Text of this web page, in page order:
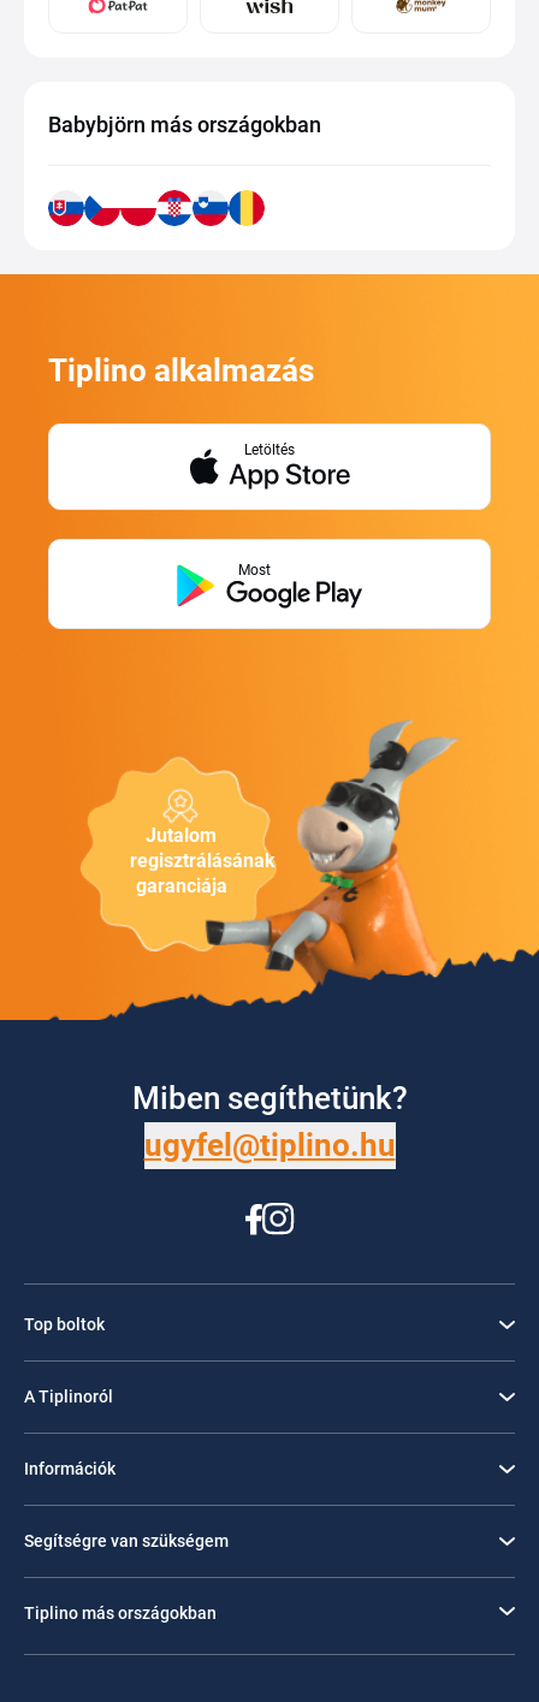
Babybjörn más országokban
Jutalom
regisztrálásának
garanciája
Tiplino alkalmazás
Letöltés
Most
Miben segíthetünk?
ugyfel@tiplino.hu
Top boltok
A Tiplinoról
Információk
Segítségre van szükségem
Tiplino más országokban